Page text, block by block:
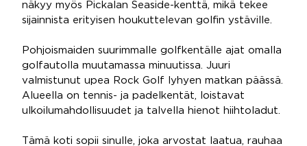
näkyy myös Pickalan Seaside-kenttä, mikä tekee
sijainnista erityisen houkuttelevan golfin ystäville.
Pohjoismaiden suurimmalle golfkentälle ajat omalla
golfautolla muutamassa minuutissa. Juuri
valmistunut upea Rock Golf lyhyen matkan päässä.
Alueella on tennis- ja padelkentät, loistavat
ulkoilumahdollisuudet ja talvella hienot hiihtoladut.
Tämä koti sopii sinulle, joka arvostat laatua, rauhaa